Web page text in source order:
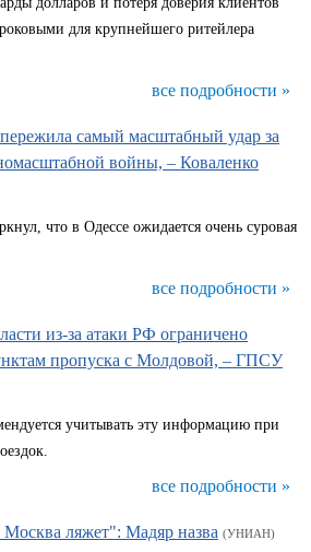
роковыми для крупнейшего ритейлера
все подробности »
самый масштабный удар за
войны, – Коваленко
что в Одессе ожидается очень суровая
все подробности »
из-за атаки РФ ограничено
пропуска с Молдовой, – ГПСУ
учитывать эту информацию при
все подробности »
ляжет": Мадяр назва (УНИАН)